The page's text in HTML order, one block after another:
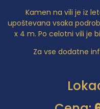
Kamen na vili je iz
upoštevana vsaka
x 4 m. Po celotni vili je
Za vse dodatne